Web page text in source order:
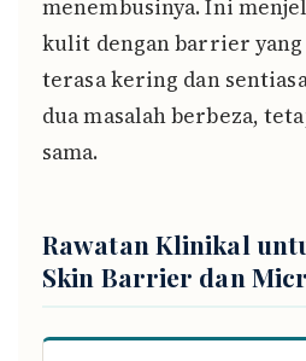
menembusinya. Ini
kulit dengan barrier yang
terasa kering dan
dua masalah berbeza,
sama.
Rawatan Klinikal
Skin Barrier dan